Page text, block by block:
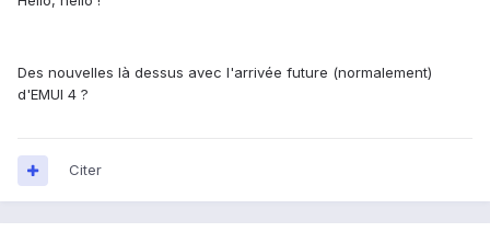
Des nouvelles là dessus avec l'arrivée future (normalement)
d'EMUI 4 ?
Citer